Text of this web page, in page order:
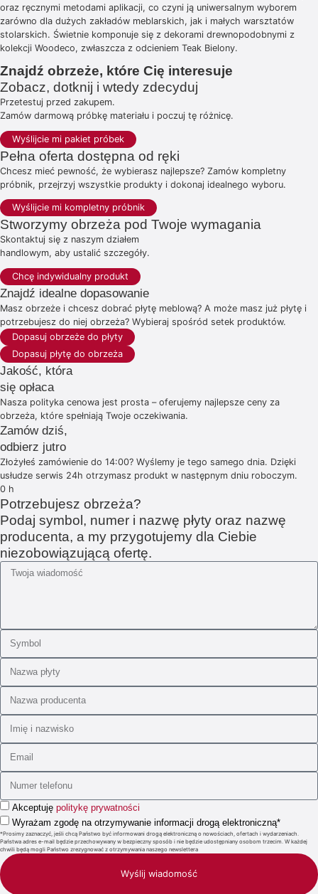
oraz ręcznymi metodami aplikacji, co czyni ją uniwersalnym wyborem
zarówno dla dużych zakładów meblarskich, jak i małych warsztatów
stolarskich. Świetnie komponuje się z dekorami drewnopodobnymi z
kolekcji Woodeco, zwłaszcza z odcieniem Teak Bielony.
Znajdź obrzeże, które Cię interesuje
Zobacz, dotknij i wtedy zdecyduj
Przetestuj przed zakupem.
Zamów darmową próbkę materiału i poczuj tę różnicę.
Wyślijcie mi pakiet próbek
Pełna oferta dostępna od ręki
Chcesz mieć pewność, że wybierasz najlepsze? Zamów kompletny
próbnik, przejrzyj wszystkie produkty i dokonaj idealnego wyboru.
Wyślijcie mi kompletny próbnik
Stworzymy obrzeża pod Twoje wymagania
Skontaktuj się z naszym działem
handlowym, aby ustalić szczegóły.
Chcę indywidualny produkt
Znajdź idealne dopasowanie
Masz obrzeże i chcesz dobrać płytę meblową? A może masz już płytę i
potrzebujesz do niej obrzeża? Wybieraj spośród setek produktów.
Dopasuj obrzeże do płyty
Dopasuj płytę do obrzeża
Jakość, która
się opłaca
Nasza polityka cenowa jest prosta – oferujemy najlepsze ceny za
obrzeża, które spełniają Twoje oczekiwania.
Zamów dziś,
odbierz jutro
Złożyłeś zamówienie do 14:00? Wyślemy je tego samego dnia. Dzięki
usłudze serwis 24h otrzymasz produkt w następnym dniu roboczym.
0 h
Potrzebujesz obrzeża?
Podaj symbol, numer i nazwę płyty oraz nazwę
producenta, a my przygotujemy dla Ciebie
niezobowiązującą ofertę.
Akceptuję politykę prywatności
Wyrażam zgodę na otrzymywanie informacji drogą elektroniczną*
*Prosimy zaznaczyć, jeśli chcą Państwo być informowani drogą elektroniczną o nowościach, ofertach i wydarzeniach.
Państwa adres e-mail będzie przechowywany w bezpieczny sposób i nie będzie udostępniany osobom trzecim. W każdej
chwili będą mogli Państwo zrezygnować z otrzymywania naszego newslettera
Wyślij wiadomość